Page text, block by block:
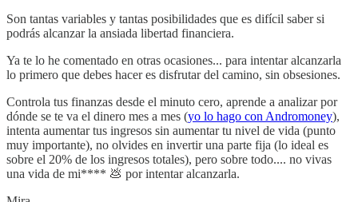
Son tantas variables y tantas posibilidades que es difícil saber si
podrás alcanzar la ansiada libertad financiera.
Ya te lo he comentado en otras ocasiones... para intentar alcanzarla
lo primero que debes hacer es disfrutar del camino, sin obsesiones.
Controla tus finanzas desde el minuto cero, aprende a analizar por
dónde se te va el dinero mes a mes (yo lo hago con Andromoney),
intenta aumentar tus ingresos sin aumentar tu nivel de vida (punto
muy importante), no olvides en invertir una parte fija (lo ideal es
sobre el 20% de los ingresos totales), pero sobre todo.... no vivas
una vida de mi**** 💩 por intentar alcanzarla.